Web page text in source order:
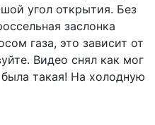
угол открытия. Без
заслонка
газа, это зависит от
Видео снял как мог
такая! На холодную